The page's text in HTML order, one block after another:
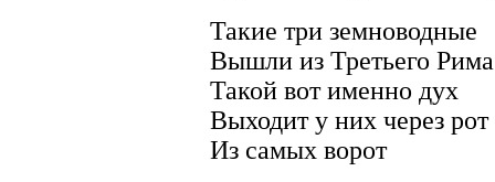
Такие три земноводные
Вышли из Третьего Рима
Такой вот именно дух
Выходит у них через рот
Из самых ворот